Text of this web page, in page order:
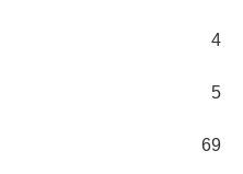
4
5
69